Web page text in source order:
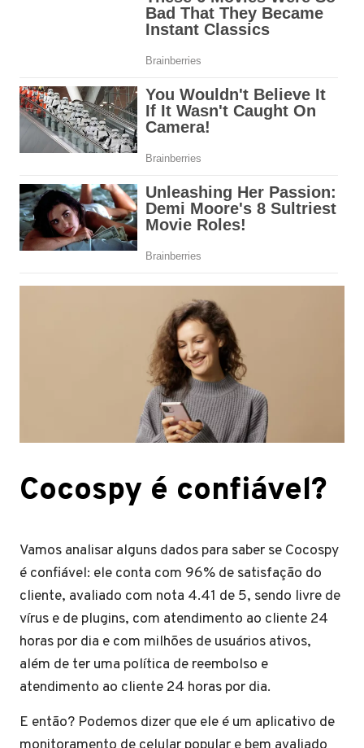
Cocospy é confiável?
Vamos analisar alguns dados para saber se Cocospy
é confiável: ele conta com 96% de satisfação do
cliente, avaliado com nota 4.41 de 5, sendo livre de
vírus e de plugins, com atendimento ao cliente 24
horas por dia e com milhões de usuários ativos,
além de ter uma política de reembolso e
atendimento ao cliente 24 horas por dia.
E então? Podemos dizer que ele é um aplicativo de